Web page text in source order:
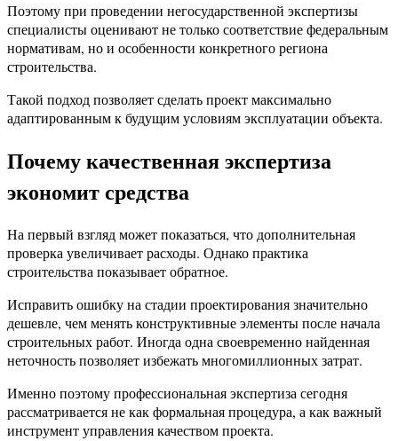
Поэтому при проведении негосударственной экспертизы
специалисты оценивают не только соответствие федеральным
нормативам, но и особенности конкретного региона
строительства.
Такой подход позволяет сделать проект максимально
адаптированным к будущим условиям эксплуатации объекта.
Почему качественная экспертиза
экономит средства
На первый взгляд может показаться, что дополнительная
проверка увеличивает расходы. Однако практика
строительства показывает обратное.
Исправить ошибку на стадии проектирования значительно
дешевле, чем менять конструктивные элементы после начала
строительных работ. Иногда одна своевременно найденная
неточность позволяет избежать многомиллионных затрат.
Именно поэтому профессиональная экспертиза сегодня
рассматривается не как формальная процедура, а как важный
инструмент управления качеством проекта.